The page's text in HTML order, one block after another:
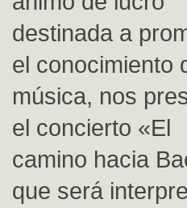
destinada a
el conocimiento
música, nos
el concierto «El
camino hacia
que será